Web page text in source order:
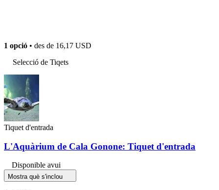
1 opció • des de 16,17 USD
Selecció de Tiqets
Tiquet d'entrada
L'Aquàrium de Cala Gonone: Tiquet d'entrada
Disponible avui
Mostra què s'inclou